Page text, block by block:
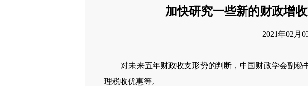
加快研究一些新的财政增
2021年02月
对未来五年财政收支形势的判断，中国财政学会副
理税收优惠等。